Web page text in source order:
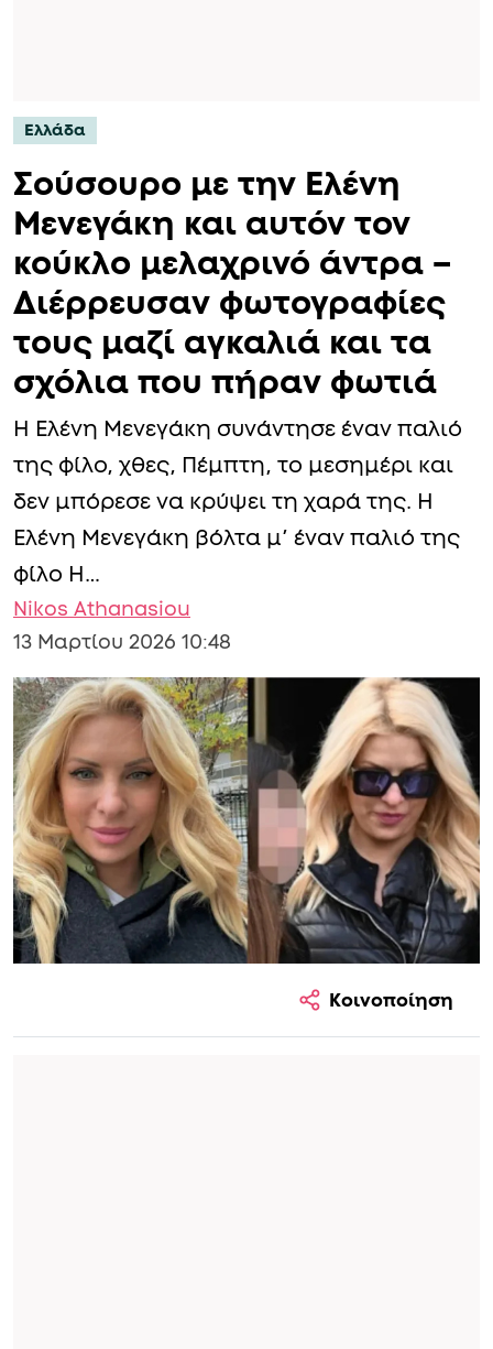
Ελλάδα
Σούσουρο με την Ελένη
Μενεγάκη και αυτόν τον
κούκλο μελαχρινό άντρα –
Διέρρευσαν φωτογραφίες
τους μαζί αγκαλιά και τα
σχόλια που πήραν φωτιά
Η Ελένη Μενεγάκη συνάντησε έναν παλιό
της φίλο, χθες, Πέμπτη, το μεσημέρι και
δεν μπόρεσε να κρύψει τη χαρά της. Η
Ελένη Μενεγάκη βόλτα μ’ έναν παλιό της
φίλο Η…
Nikos Athanasiou
13 Μαρτίου 2026 10:48
Κοινοποίηση